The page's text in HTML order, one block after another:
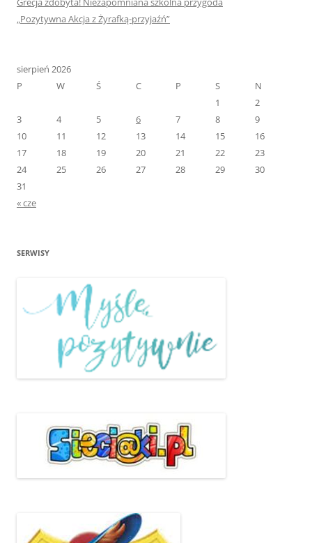
„Pozytywna Akcja z Żyrafką-przyjaźń”
sierpień 2026
P
W Ś C P S
N
1
2
3
4 5 6 7 8
9
10
11 12 13 14 15
16
17
18 19 20 21 22
23
24
25 26 27 28 29
30
31
« cze
SERWISY